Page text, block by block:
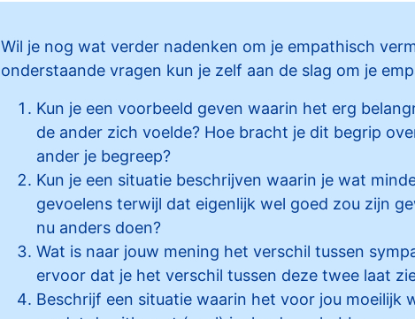
Wil je nog wat verder nadenken om je empathisch
onderstaande vragen kun je zelf aan de slag om je
Kun je een voorbeeld geven waarin het erg
de ander zich voelde? Hoe bracht je dit begrip
ander je begreep?
Kun je een situatie beschrijven waarin je wat
gevoelens terwijl dat eigenlijk wel goed zou zijn
nu anders doen?
Wat is naar jouw mening het verschil tussen
ervoor dat je het verschil tussen deze twee laat
Beschrijf een situatie waarin het voor jou moeilijk